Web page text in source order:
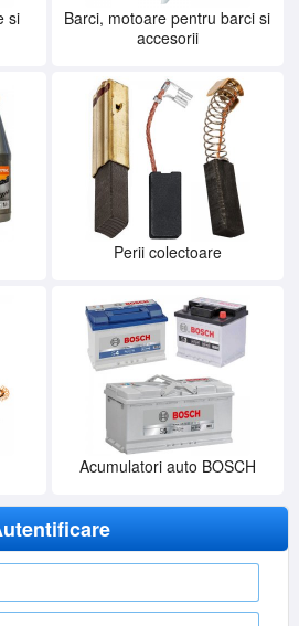
si
Barci, motoare pentru barci si
accesorii
Perii colectoare
Acumulatori auto BOSCH